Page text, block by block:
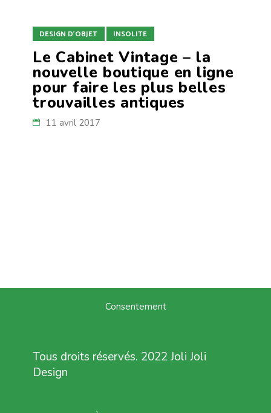
DESIGN D'OBJET INSOLITE
Le Cabinet Vintage – la
nouvelle boutique en ligne
pour faire les plus belles
trouvailles antiques
11 avril 2017
Consentement
Tous droits réservés. 2022 Joli Joli
Design